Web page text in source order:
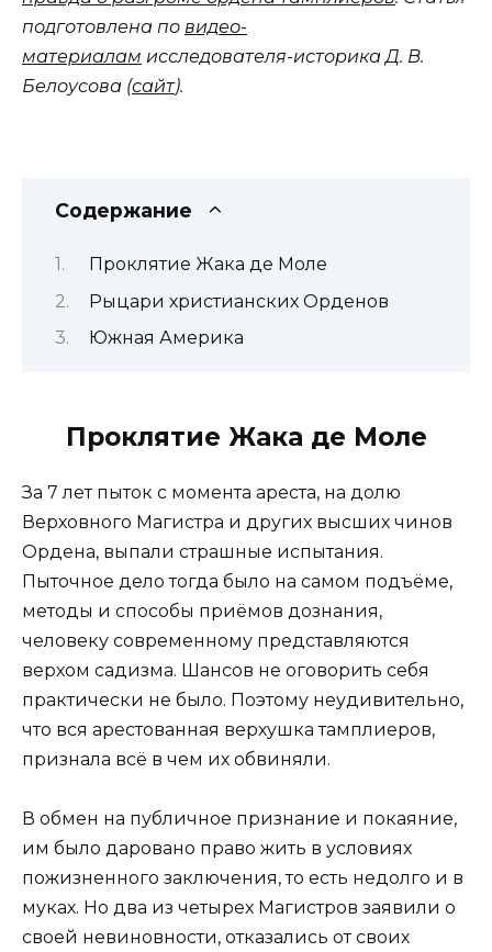
подготовлена по видео-
материалам исследователя-историка Д. В.
Белоусова (сайт).
Содержание
Проклятие Жака де Моле
Рыцари христианских Орденов
Южная Америка
Проклятие Жака де Моле
За 7 лет пыток с момента ареста, на долю
Верховного Магистра и других высших чинов
Ордена, выпали страшные испытания.
Пыточное дело тогда было на самом подъёме,
методы и способы приёмов дознания,
человеку современному представляются
верхом садизма. Шансов не оговорить себя
практически не было. Поэтому неудивительно,
что вся арестованная верхушка тамплиеров,
признала всё в чем их обвиняли.
В обмен на публичное признание и покаяние,
им было даровано право жить в условиях
пожизненного заключения, то есть недолго и в
муках. Но два из четырех Магистров заявили о
своей невиновности, отказались от своих